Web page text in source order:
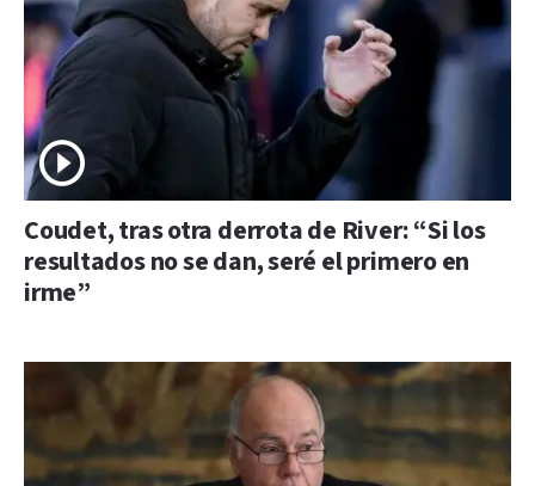
Coudet, tras otra derrota de River: “Si los
resultados no se dan, seré el primero en
irme”